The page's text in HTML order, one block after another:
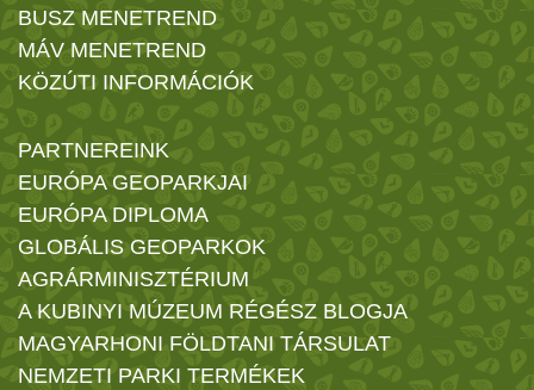
BUSZ MENETREND
MÁV MENETREND
KÖZÚTI INFORMÁCIÓK
PARTNEREINK
EURÓPA GEOPARKJAI
EURÓPA DIPLOMA
GLOBÁLIS GEOPARKOK
AGRÁRMINISZTÉRIUM
A KUBINYI MÚZEUM RÉGÉSZ BLOGJA
MAGYARHONI FÖLDTANI TÁRSULAT
NEMZETI PARKI TERMÉKEK